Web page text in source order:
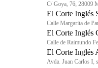
C/ Goya, 76, 28009
El Corte Inglés
Calle Margarita de
El Corte Inglés
Calle de Raimundo
El Corte Inglés
Avda. Juan Carlos I,